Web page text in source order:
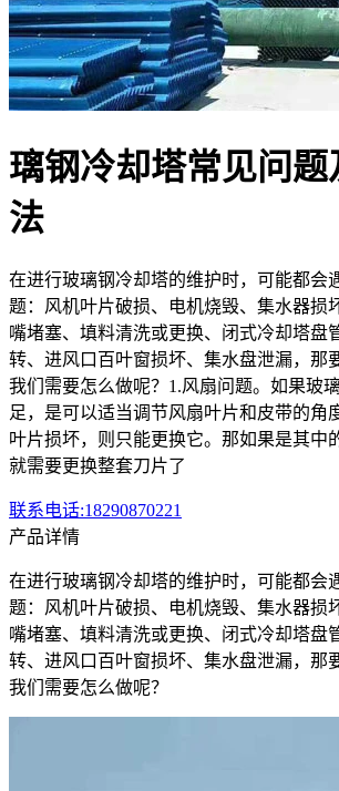
璃钢冷却塔常见问题
法
在进行玻璃钢冷却塔的维护时，可能都会
题：风机叶片破损、电机烧毁、集水器损
嘴堵塞、填料清洗或更换、闭式冷却塔盘
转、进风口百叶窗损坏、集水盘泄漏，那
我们需要怎么做呢？1.风扇问题。如果玻
足，是可以适当调节风扇叶片和皮带的角
叶片损坏，则只能更换它。那如果是其中
就需要更换整套刀片了
联系电话:18290870221
产品详情
在进行玻璃钢冷却塔的维护时，可能都会
题：风机叶片破损、电机烧毁、集水器损
嘴堵塞、填料清洗或更换、闭式冷却塔盘
转、进风口百叶窗损坏、集水盘泄漏，那
我们需要怎么做呢？